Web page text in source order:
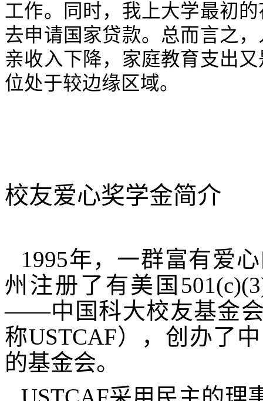
工作。同时，我上大学最初
去申请国家贷款。总而言之
亲收入下降，家庭教育支出
位处于较边缘区域。
校友爱心奖学金简介
1995年，一群富有爱
州注册了有美国
——中国科大校友基金
称USTCAF），创办了
的基金会。